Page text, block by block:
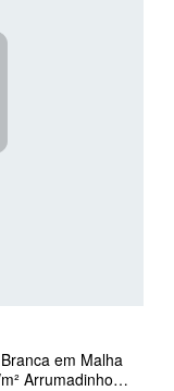
em Malha
Arrumadinho